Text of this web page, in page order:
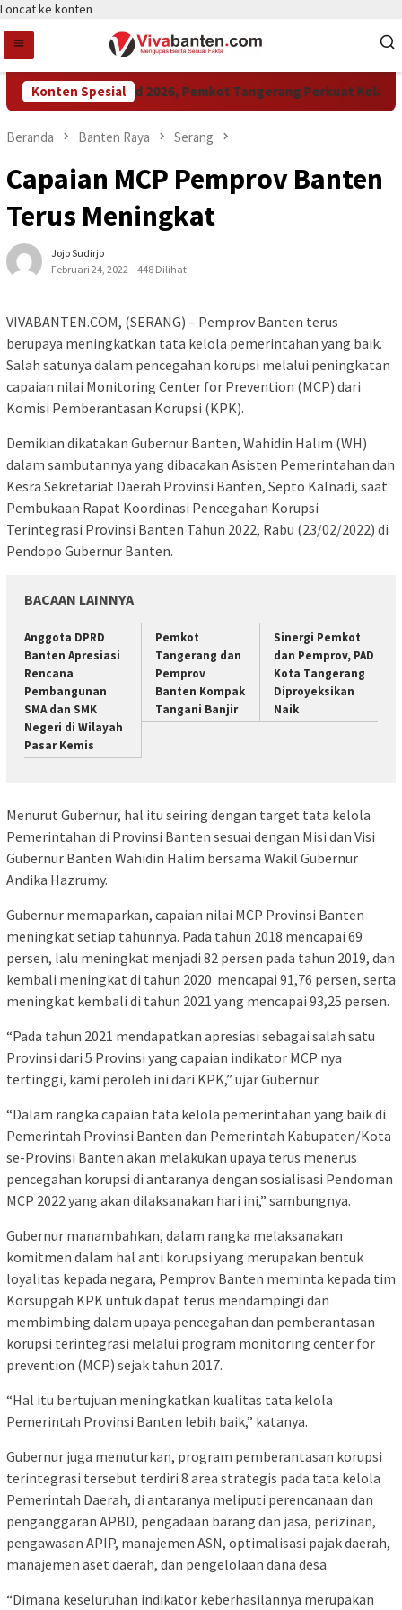
Loncat ke konten
Konten Spesial
Raih LPM Award 2026, Pemkot Tangerang Perkuat Kolaborasi
Beranda Banten Raya Serang
Capaian MCP Pemprov Banten
Terus Meningkat
Jojo Sudirjo
Februari 24, 2022
448 Dilihat
VIVABANTEN.COM, (SERANG) – Pemprov Banten terus
berupaya meningkatkan tata kelola pemerintahan yang baik.
Salah satunya dalam pencegahan korupsi melalui peningkatan
capaian nilai Monitoring Center for Prevention (MCP) dari
Komisi Pemberantasan Korupsi (KPK).
Demikian dikatakan Gubernur Banten, Wahidin Halim (WH)
dalam sambutannya yang dibacakan Asisten Pemerintahan dan
Kesra Sekretariat Daerah Provinsi Banten, Septo Kalnadi, saat
Pembukaan Rapat Koordinasi Pencegahan Korupsi
Terintegrasi Provinsi Banten Tahun 2022, Rabu (23/02/2022) di
Pendopo Gubernur Banten.
BACAAN LAINNYA
Anggota DPRD
Banten Apresiasi
Rencana
Pembangunan
SMA dan SMK
Negeri di Wilayah
Pasar Kemis
Pemkot
Tangerang dan
Pemprov
Banten Kompak
Tangani Banjir
Sinergi Pemkot
dan Pemprov, PAD
Kota Tangerang
Diproyeksikan
Naik
Menurut Gubernur, hal itu seiring dengan target tata kelola
Pemerintahan di Provinsi Banten sesuai dengan Misi dan Visi
Gubernur Banten Wahidin Halim bersama Wakil Gubernur
Andika Hazrumy.
Gubernur memaparkan, capaian nilai MCP Provinsi Banten
meningkat setiap tahunnya. Pada tahun 2018 mencapai 69
persen, lalu meningkat menjadi 82 persen pada tahun 2019, dan
kembali meningkat di tahun 2020 mencapai 91,76 persen, serta
meningkat kembali di tahun 2021 yang mencapai 93,25 persen.
“Pada tahun 2021 mendapatkan apresiasi sebagai salah satu
Provinsi dari 5 Provinsi yang capaian indikator MCP nya
tertinggi, kami peroleh ini dari KPK,” ujar Gubernur.
“Dalam rangka capaian tata kelola pemerintahan yang baik di
Pemerintah Provinsi Banten dan Pemerintah Kabupaten/Kota
se-Provinsi Banten akan melakukan upaya terus menerus
pencegahan korupsi di antaranya dengan sosialisasi Pendoman
MCP 2022 yang akan dilaksanakan hari ini,” sambungnya.
Gubernur manambahkan, dalam rangka melaksanakan
komitmen dalam hal anti korupsi yang merupakan bentuk
loyalitas kepada negara, Pemprov Banten meminta kepada tim
Korsupgah KPK untuk dapat terus mendampingi dan
membimbing dalam upaya pencegahan dan pemberantasan
korupsi terintegrasi melalui program monitoring center for
prevention (MCP) sejak tahun 2017.
“Hal itu bertujuan meningkatkan kualitas tata kelola
Pemerintah Provinsi Banten lebih baik,” katanya.
Gubernur juga menuturkan, program pemberantasan korupsi
terintegrasi tersebut terdiri 8 area strategis pada tata kelola
Pemerintah Daerah, di antaranya meliputi perencanaan dan
penganggaran APBD, pengadaan barang dan jasa, perizinan,
pengawasan APIP, manajemen ASN, optimalisasi pajak daerah,
manajemen aset daerah, dan pengelolaan dana desa.
“Dimana keseluruhan indikator keberhasilannya merupakan